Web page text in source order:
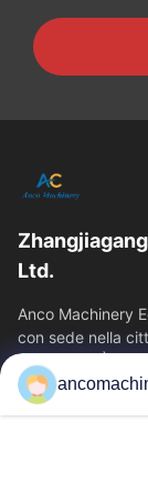
Ltd.
Anco Machinery
con sede nella
di Jiangsu. È...
Link Veloci